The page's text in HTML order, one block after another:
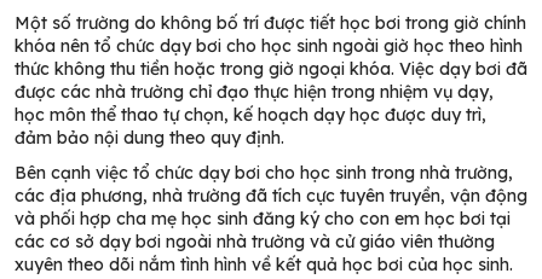
Một số trường do không bố trí được tiết học bơi trong giờ chính
khóa nên tổ chức dạy bơi cho học sinh ngoài giờ học theo hình
thức không thu tiền hoặc trong giờ ngoại khóa. Việc dạy bơi đã
được các nhà trường chỉ đạo thực hiện trong nhiệm vụ dạy,
học môn thể thao tự chọn, kế hoạch dạy học được duy trì,
đảm bảo nội dung theo quy định.
Bên cạnh việc tổ chức dạy bơi cho học sinh trong nhà trường,
các địa phương, nhà trường đã tích cực tuyên truyền, vận động
và phối hợp cha mẹ học sinh đăng ký cho con em học bơi tại
các cơ sở dạy bơi ngoài nhà trường và cử giáo viên thường
xuyên theo dõi nắm tình hình về kết quả học bơi của học sinh.